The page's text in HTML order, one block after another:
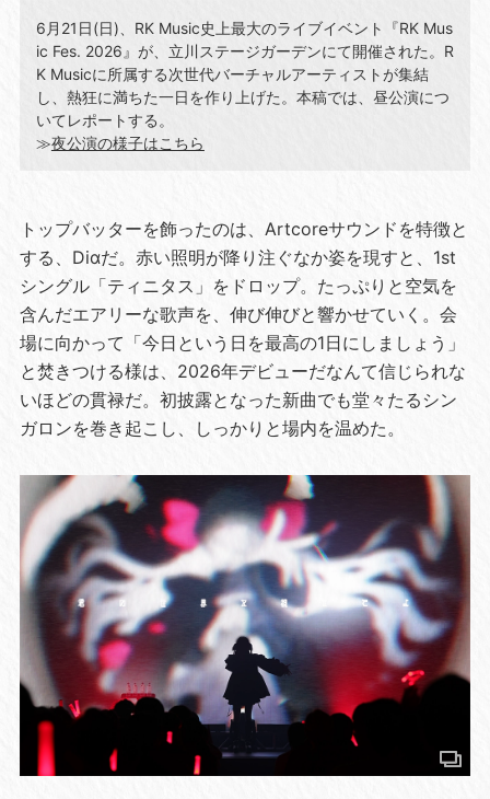
6月21日(日)、RK Music史上最大のライブイベント『RK Mus
ic Fes. 2026』が、立川ステージガーデンにて開催された。R
K Musicに所属する次世代バーチャルアーティストが集結
し、熱狂に満ちた一日を作り上げた。本稿では、昼公演につ
いてレポートする。
≫夜公演の様子はこちら
トップバッターを飾ったのは、Artcoreサウンドを特徴と
する、Diαだ。赤い照明が降り注ぐなか姿を現すと、1st
シングル「ティニタス」をドロップ。たっぷりと空気を
含んだエアリーな歌声を、伸び伸びと響かせていく。会
場に向かって「今日という日を最高の1日にしましょう」
と焚きつける様は、2026年デビューだなんて信じられな
いほどの貫禄だ。初披露となった新曲でも堂々たるシン
ガロンを巻き起こし、しっかりと場内を温めた。